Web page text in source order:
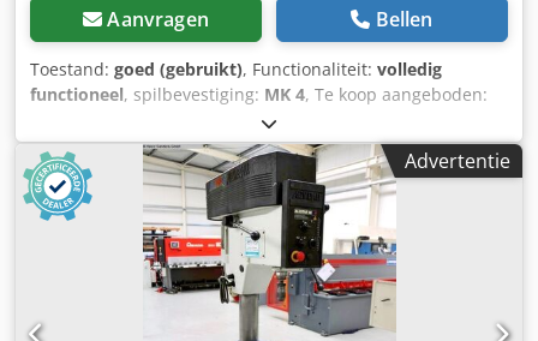
Aanvragen Bellen
Toestand: goed (gebruikt), Functionaliteit: volledig
functioneel, spilbevestiging: MK 4, Te koop aangeboden:
een kolomboor van het merk Alzmetall in goede, gebruikte
staat, zoals te zien op de foto's. Technische gegevens: •
Fabrikant: Alzmetall • Model: AB4-SV • Toerental: ca. 60 -
765 tpm • Slag van de booras: ca. 180 mm • Voersnelheden:
0,15 / 0,2 / 0,3 / 0,36 mm/omw. • Afmetingen tafel: ca. 600 x
450 mm Cedpfx Acszqnuuonerf • Voorzien van
koelmiddelpomp • Aansluiting: 16A CEE-stekker • Staat:
Gebruikt, functioneel De machine kan op afspraak te allen
tijde worden bezichtigd en getest! Verzendkosten via een
Advertentie